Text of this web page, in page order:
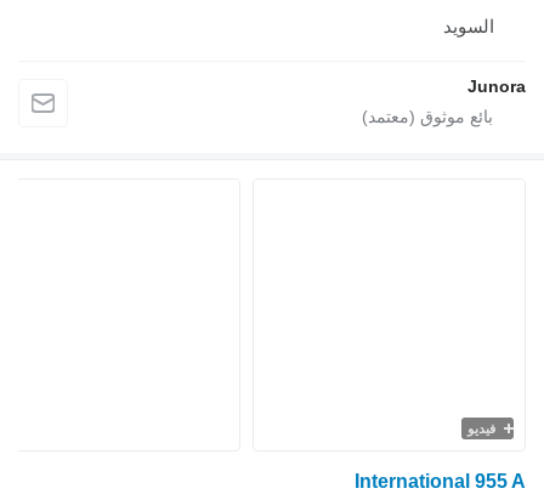
السويد
فيديو
International 955